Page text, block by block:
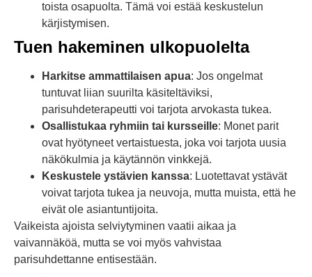
toista osapuolta. Tämä voi estää keskustelun
kärjistymisen.
Tuen hakeminen ulkopuolelta
Harkitse ammattilaisen apua: Jos ongelmat
tuntuvat liian suurilta käsiteltäviksi,
parisuhdeterapeutti voi tarjota arvokasta tukea.
Osallistukaa ryhmiin tai kursseille: Monet parit
ovat hyötyneet vertaistuesta, joka voi tarjota uusia
näkökulmia ja käytännön vinkkejä.
Keskustele ystävien kanssa: Luotettavat ystävät
voivat tarjota tukea ja neuvoja, mutta muista, että he
eivät ole asiantuntijoita.
Vaikeista ajoista selviytyminen vaatii aikaa ja
vaivannäköä, mutta se voi myös vahvistaa
parisuhdettanne entisestään.